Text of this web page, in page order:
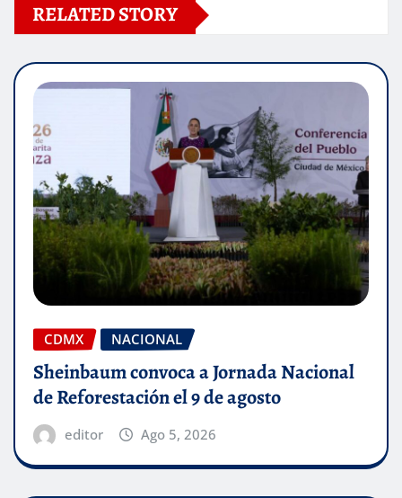
RELATED STORY
CDMX NACIONAL
Sheinbaum convoca a Jornada Nacional
de Reforestación el 9 de agosto
editor Ago 5, 2026